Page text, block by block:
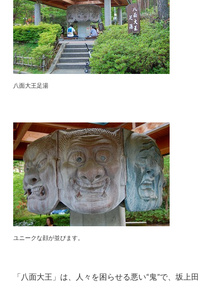
八面大王足湯
ユニークな顔が並びます。
「八面大王」は、人々を困らせる悪い“鬼”で、坂上田